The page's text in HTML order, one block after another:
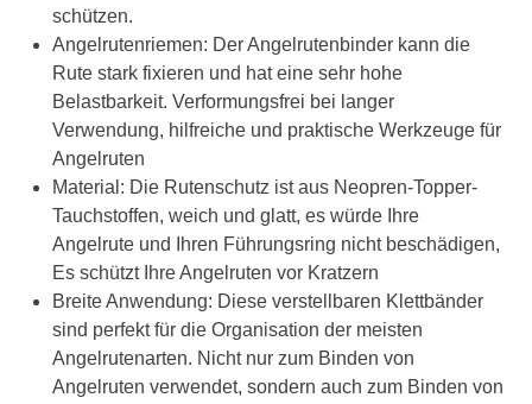
schützen.
Angelrutenriemen: Der Angelrutenbinder kann die
Rute stark fixieren und hat eine sehr hohe
Belastbarkeit. Verformungsfrei bei langer
Verwendung, hilfreiche und praktische Werkzeuge für
Angelruten
Material: Die Rutenschutz ist aus Neopren-Topper-
Tauchstoffen, weich und glatt, es würde Ihre
Angelrute und Ihren Führungsring nicht beschädigen,
Es schützt Ihre Angelruten vor Kratzern
Breite Anwendung: Diese verstellbaren Klettbänder
sind perfekt für die Organisation der meisten
Angelrutenarten. Nicht nur zum Binden von
Angelruten verwendet, sondern auch zum Binden von